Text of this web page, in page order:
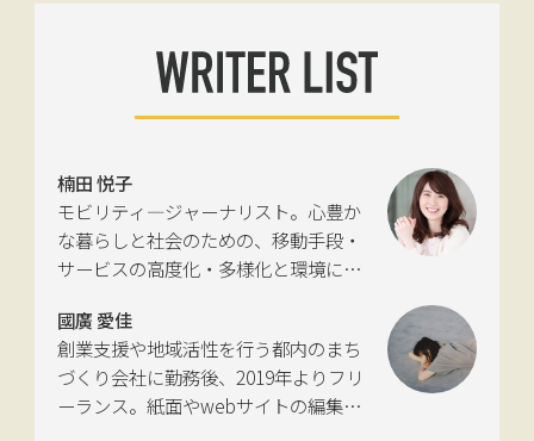
楠田 悦子
モビリティ―ジャーナリスト。心豊か
な暮らしと社会のための、移動手段・
サービスの高度化・多様化と環境につ
新聞社モビリティビジネス専門誌
『LIGARE』初代編集長を経て、2013年
に独立。国土交通省の「自転車の活用
推進に向けた有識者会議」、「交通政
國廣 愛佳
創業支援や地域活性を行う都内のまち
づくり会社に勤務後、2019年よりフリ
ーランス。紙面やwebサイトの編集、